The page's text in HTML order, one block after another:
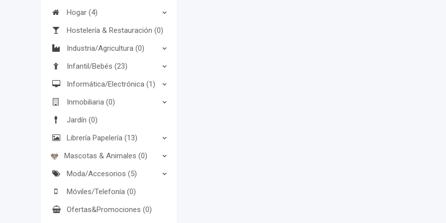
Hogar (4)
Hostelería & Restauración (0)
Industria/Agricultura (0)
Infantil/Bebés (23)
Informática/Electrónica (1)
Inmobiliaria (0)
Jardín (0)
Librería Papelería (13)
Mascotas & Animales (0)
Moda/Accesorios (5)
Móviles/Telefonía (0)
Ofertas&Promociones (0)